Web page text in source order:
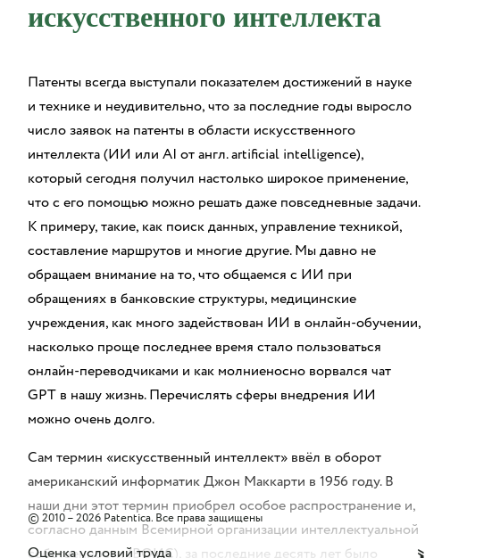
искусственного интеллекта
Патенты всегда выступали показателем достижений в науке
и технике и неудивительно, что за последние годы выросло
число заявок на патенты в области искусственного
интеллекта (ИИ или AI от англ. artificial intelligence),
который сегодня получил настолько широкое применение,
что с его помощью можно решать даже повседневные задачи.
К примеру, такие, как поиск данных, управление техникой,
составление маршрутов и многие другие. Мы давно не
обращаем внимание на то, что общаемся с ИИ при
обращениях в банковские структуры, медицинские
учреждения, как много задействован ИИ в онлайн-обучении,
насколько проще последнее время стало пользоваться
онлайн-переводчиками и как молниеносно ворвался чат
GPT в нашу жизнь. Перечислять сферы внедрения ИИ
можно очень долго.
Сам термин «искусственный интеллект» ввёл в оборот
американский информатик Джон Маккарти в 1956 году. В
наши дни этот термин приобрел особое распространение и,
согласно данным Всемирной организации интеллектуальной
© 2010 – 2026 Patentica. Все права защищены
Оценка условий труда